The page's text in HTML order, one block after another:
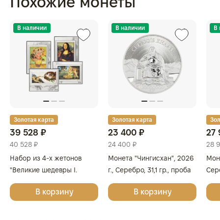
В наличии
Золотая карта
39 528 ₽
40 528 ₽
Набор из 4-х жетонов
"Великие шедевры I.
Леонардо да Винчи,
Сандро Боттичелли,
В корзину
В наличии
Золотая карта
23 400 ₽
24 400 ₽
Монета "Чингисхан", 2026
г., Серебро, 31,1 гр., проба
999.9, МОНГОЛИЯ
В корзину
В
27
28